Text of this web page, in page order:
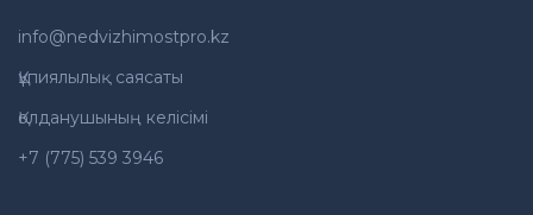
info@nedvizhimostpro.kz
Құпиялылық саясаты
Қолданушының келісімі
+7 (775) 539 3946